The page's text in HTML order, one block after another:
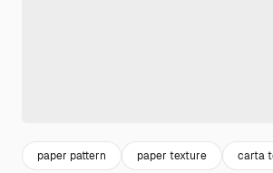
paper pattern paper texture carta